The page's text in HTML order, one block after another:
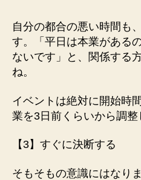
自分の都合の悪い時間も
す。「平日は本業がある
ないです」と、関係する
ね。
イベントは絶対に開始時
業を3日前くらいから調整
【3】すぐに決断する
そもそもの意識にはなり